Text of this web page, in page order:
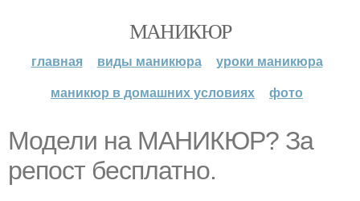
МАНИКЮР
главная виды маникюра
уроки маникюра
маникюр в домашних условиях
фото
Модели на МАНИКЮР? За
репост бесплатно.